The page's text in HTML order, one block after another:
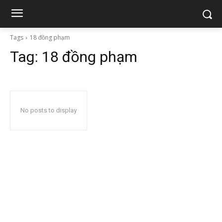
Tags 18 đồng phạm
Tag: 18 đồng phạm
No posts to display